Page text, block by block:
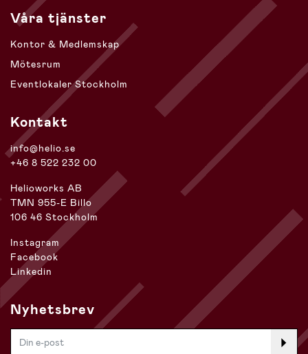
Våra tjänster
Kontor & Medlemskap
Mötesrum
Eventlokaler Stockholm
Kontakt
info@helio.se
+46 8 522 232 00
Helioworks AB
TMN 955-E Billo
106 46 Stockholm
Instagram
Facebook
Linkedin
Nyhetsbrev